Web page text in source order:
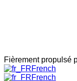
Fièrement propulsé
French
French